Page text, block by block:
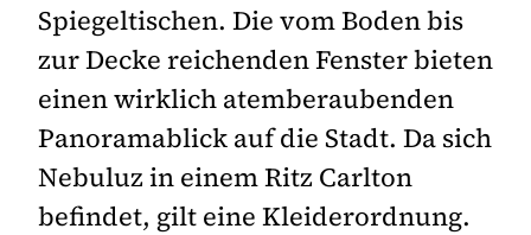
Spiegeltischen. Die vom Boden bis
zur Decke reichenden Fenster bieten
einen wirklich atemberaubenden
Panoramablick auf die Stadt. Da sich
Nebuluz in einem Ritz Carlton
befindet, gilt eine Kleiderordnung.